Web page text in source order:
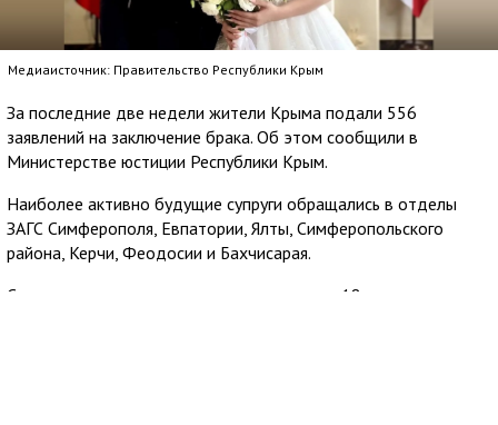
Медиаисточник: Правительство Республики Крым
За последние две недели жители Крыма подали 556
заявлений на заключение брака. Об этом сообщили в
Министерстве юстиции Республики Крым.
Наиболее активно будущие супруги обращались в отделы
ЗАГС Симферополя, Евпатории, Ялты, Симферопольского
района, Керчи, Феодосии и Бахчисарая.
Самыми молодыми заявителями оказались 18-летние жених и